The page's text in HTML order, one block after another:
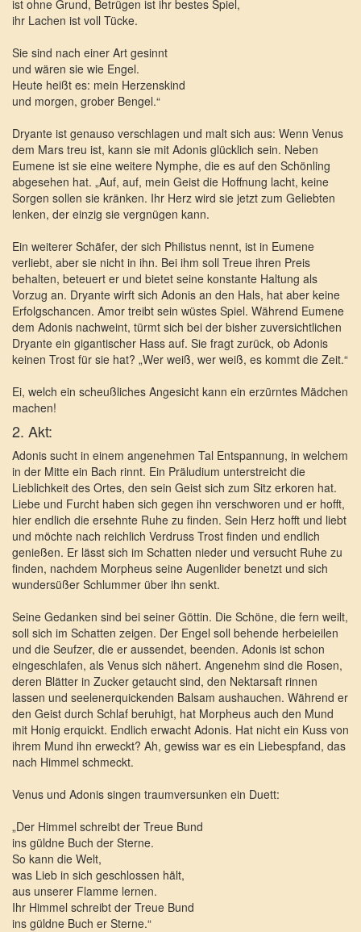
ist ohne Grund, Betrügen ist ihr bestes Spiel,
ihr Lachen ist voll Tücke.
Sie sind nach einer Art gesinnt
und wären sie wie Engel.
Heute heißt es: mein Herzenskind
und morgen, grober Bengel.“
Dryante ist genauso verschlagen und malt sich aus: Wenn Venus
dem Mars treu ist, kann sie mit Adonis glücklich sein. Neben
Eumene ist sie eine weitere Nymphe, die es auf den Schönling
abgesehen hat. „Auf, auf, mein Geist die Hoffnung lacht, keine
Sorgen sollen sie kränken. Ihr Herz wird sie jetzt zum Geliebten
lenken, der einzig sie vergnügen kann.
Ein weiterer Schäfer, der sich Philistus nennt, ist in Eumene
verliebt, aber sie nicht in ihn. Bei ihm soll Treue ihren Preis
behalten, beteuert er und bietet seine konstante Haltung als
Vorzug an. Dryante wirft sich Adonis an den Hals, hat aber keine
Erfolgschancen. Amor treibt sein wüstes Spiel. Während Eumene
dem Adonis nachweint, türmt sich bei der bisher zuversichtlichen
Dryante ein gigantischer Hass auf. Sie fragt zurück, ob Adonis
keinen Trost für sie hat? „Wer weiß, wer weiß, es kommt die Zeit.“
Ei, welch ein scheußliches Angesicht kann ein erzürntes Mädchen
machen!
2. Akt:
Adonis sucht in einem angenehmen Tal Entspannung, in welchem
in der Mitte ein Bach rinnt. Ein Präludium unterstreicht die
Lieblichkeit des Ortes, den sein Geist sich zum Sitz erkoren hat.
Liebe und Furcht haben sich gegen ihn verschworen und er hofft,
hier endlich die ersehnte Ruhe zu finden. Sein Herz hofft und liebt
und möchte nach reichlich Verdruss Trost finden und endlich
genießen. Er lässt sich im Schatten nieder und versucht Ruhe zu
finden, nachdem Morpheus seine Augenlider benetzt und sich
wundersüßer Schlummer über ihn senkt.
Seine Gedanken sind bei seiner Göttin. Die Schöne, die fern weilt,
soll sich im Schatten zeigen. Der Engel soll behende herbeieilen
und die Seufzer, die er aussendet, beenden. Adonis ist schon
eingeschlafen, als Venus sich nähert. Angenehm sind die Rosen,
deren Blätter in Zucker getaucht sind, den Nektarsaft rinnen
lassen und seelenerquickenden Balsam aushauchen. Während er
den Geist durch Schlaf beruhigt, hat Morpheus auch den Mund
mit Honig erquickt. Endlich erwacht Adonis. Hat nicht ein Kuss von
ihrem Mund ihn erweckt? Ah, gewiss war es ein Liebespfand, das
nach Himmel schmeckt.
Venus und Adonis singen traumversunken ein Duett:
„Der Himmel schreibt der Treue Bund
ins güldne Buch der Sterne.
So kann die Welt,
was Lieb in sich geschlossen hält,
aus unserer Flamme lernen.
Ihr Himmel schreibt der Treue Bund
ins güldne Buch er Sterne.“